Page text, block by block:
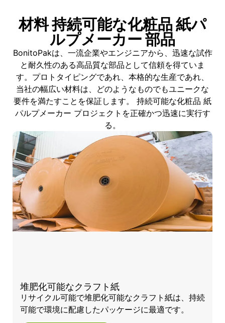
材料 持続可能な化粧品 紙パ
ルプメーカー 部品
BonitoPakは、一流企業やエンジニアから、迅速な試作
と耐久性のある高品質な部品として信頼を得ていま
す。プロトタイピングであれ、本格的な生産であれ、
当社の幅広い材料は、どのようなものでもユニークな
要件を満たすことを保証します。 持続可能な化粧品 紙
パルプメーカー プロジェクトを正確かつ迅速に実行す
る。
堆肥化可能なクラフト紙
リサイクル可能で堆肥化可能なクラフト紙は、持続
可能で環境に配慮したパッケージに最適です。